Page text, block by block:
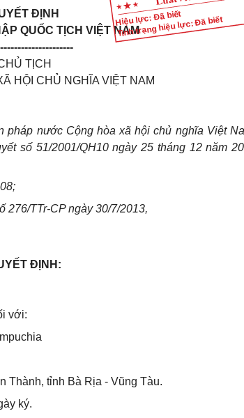
Hiệu lực: Đã biết
Tình trạng hiệu lực: Đã biết
ĐỊNH
QUỐC TỊCH VIỆT NAM
TỊCH
HỘI CHỦ NGHĨA VIỆT NAM
nước Cộng hòa xã hội chủ nghĩa Việt
số 51/2001/QH10 ngày 25 tháng 12 năm
276/TTr-CP ngày 30/7/2013,
ĐỊNH:
với:
Thành, tỉnh Bà Rịa - Vũng Tàu.
ký.